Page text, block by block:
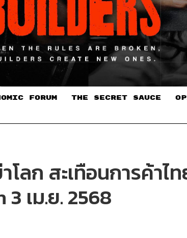
FORUM THE SECRET SAUCE​
โลก สะเทือนการค้า
เม.ย. 2568